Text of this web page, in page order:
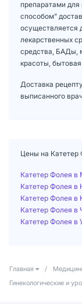
препаратами
способом"
осуществляется
лекарственных
средства, БАДы,
красоты,
Доставка
выписанного
Цены на Катетер
Катетер Фолея в
Катетер Фолея в
Катетер Фолея в
Катетер Фолея в
Катетер Фолея в
Главная /
Гинекологические и